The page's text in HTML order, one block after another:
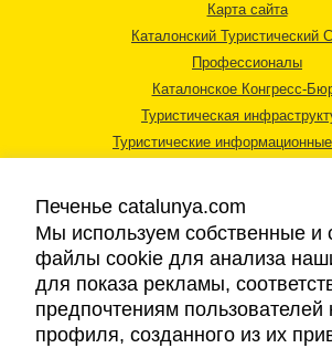
Карта сайта
Каталонский Туристический
Профессионалы
Каталонское Конгресс-
Туристическая
Туристические
Правовая информация
Печенье catalunya.com
Мы используем собственные и
файлы cookie для анализа
для показа рекламы,
предпочтениям пользователей
профиля, созданного из их